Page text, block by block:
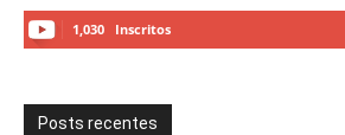
1,030 Inscritos
Posts recentes